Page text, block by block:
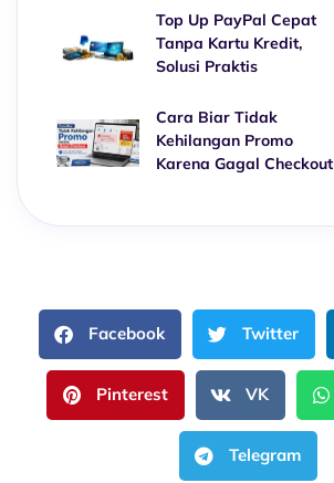
Top Up PayPal Cepat
Tanpa Kartu Kredit,
Solusi Praktis
Cara Biar Tidak
Kehilangan Promo
Karena Gagal Checkout
Facebook Twitter
Pinterest VK
Telegram